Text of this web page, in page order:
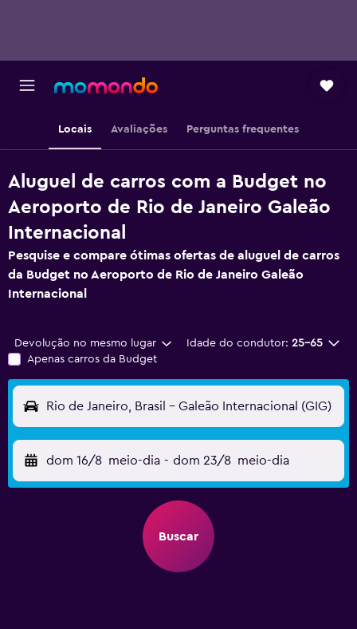
Locais Avaliações Perguntas frequentes
Aluguel de carros com a Budget no
Aeroporto de Rio de Janeiro Galeão
Internacional
Pesquise e compare ótimas ofertas de aluguel de carros
da Budget no Aeroporto de Rio de Janeiro Galeão
Internacional
Devolução no mesmo lugar Idade do condutor: 25-65
Apenas carros da Budget
Rio de Janeiro, Brasil - Galeão Internacional (GIG)
dom 16/8 meio-dia - dom 23/8 meio-dia
Buscar